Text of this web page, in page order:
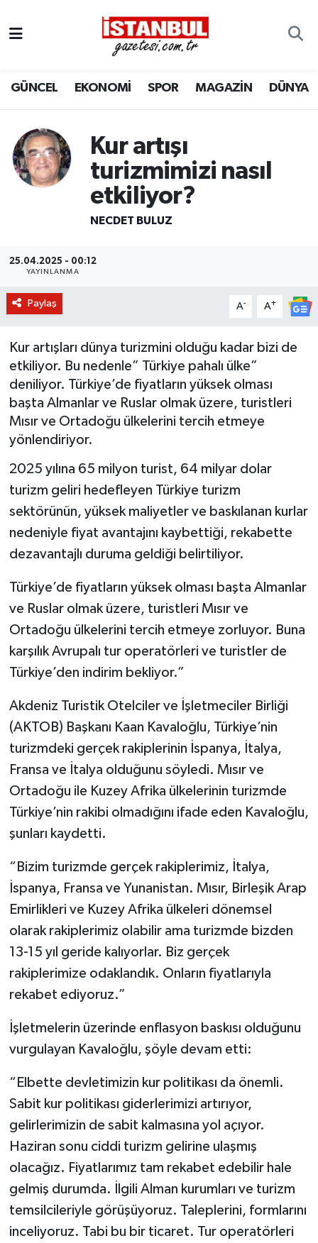
GÜNCEL EKONOMİ SPOR MAGAZİN DÜNYA
Kur artışı
turizmimizi nasıl
etkiliyor?
NECDET BULUZ
25.04.2025 - 00:12
YAYINLANMA
Paylaş A- A+
Kur artışları dünya turizmini olduğu kadar bizi de
etkiliyor. Bu nedenle” Türkiye pahalı ülke”
deniliyor. Türkiye’de fiyatların yüksek olması
başta Almanlar ve Ruslar olmak üzere, turistleri
Mısır ve Ortadoğu ülkelerini tercih etmeye
yönlendiriyor.
2025 yılına 65 milyon turist, 64 milyar dolar
turizm geliri hedefleyen Türkiye turizm
sektörünün, yüksek maliyetler ve baskılanan kurlar
nedeniyle fiyat avantajını kaybettiği, rekabette
dezavantajlı duruma geldiği belirtiliyor.
Türkiye’de fiyatların yüksek olması başta Almanlar
ve Ruslar olmak üzere, turistleri Mısır ve
Ortadoğu ülkelerini tercih etmeye zorluyor. Buna
karşılık Avrupalı tur operatörleri ve turistler de
Türkiye’den indirim bekliyor.”
Akdeniz Turistik Otelciler ve İşletmeciler Birliği
(AKTOB) Başkanı Kaan Kavaloğlu, Türkiye’nin
turizmdeki gerçek rakiplerinin İspanya, İtalya,
Fransa ve İtalya olduğunu söyledi. Mısır ve
Ortadoğu ile Kuzey Afrika ülkelerinin turizmde
Türkiye’nin rakibi olmadığını ifade eden Kavaloğlu,
şunları kaydetti.
“Bizim turizmde gerçek rakiplerimiz, İtalya,
İspanya, Fransa ve Yunanistan. Mısır, Birleşik Arap
Emirlikleri ve Kuzey Afrika ülkeleri dönemsel
olarak rakiplerimiz olabilir ama turizmde bizden
13-15 yıl geride kalıyorlar. Biz gerçek
rakiplerimize odaklandık. Onların fiyatlarıyla
rekabet ediyoruz.”
İşletmelerin üzerinde enflasyon baskısı olduğunu
vurgulayan Kavaloğlu, şöyle devam etti:
“Elbette devletimizin kur politikası da önemli.
Sabit kur politikası giderlerimizi artırıyor,
gelirlerimizin de sabit kalmasına yol açıyor.
Haziran sonu ciddi turizm gelirine ulaşmış
olacağız. Fiyatlarımız tam rekabet edebilir hale
gelmiş durumda. İlgili Alman kurumları ve turizm
temsilcileriyle görüşüyoruz. Taleplerini, formlarını
inceliyoruz. Tabi bu bir ticaret. Tur operatörleri
EKONOMİ
İSTANBUL
DÜNYA
KÜLTÜR SANAT
SAĞLIK
BİLİM VE TEKNOLOJİ
OTOMOBİL
KURUMSAL
Nöbetçi Eczaneler
Hava Durumu
Trafik Durumu
Süper Lig Puan Durumu ve Fikstür
Tüm Manşetler
Haber Arşivi